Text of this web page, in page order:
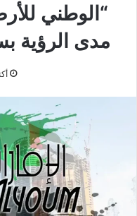
“الوطني
مدى الرؤية